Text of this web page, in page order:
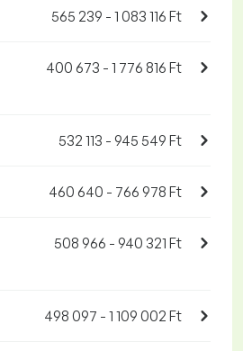
565 239 - 1 083 116 Ft
400 673 - 1 776 816 Ft
532 113 - 945 549 Ft
460 640 - 766 978 Ft
508 966 - 940 321 Ft
498 097 - 1 109 002 Ft